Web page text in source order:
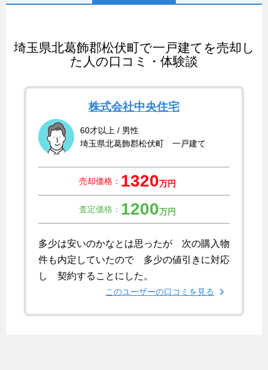
埼玉県北葛飾郡松伏町で一戸建てを売却し
た人の口コミ・体験談
株式会社中央住宅
60才以上 / 男性
埼玉県北葛飾郡松伏町 一戸建て
売却価格： 1320万円
査定価格： 1200万円
多少は安いのかなとは思ったが 次の購入物
件も内定していたので 多少の値引きに対応
し 契約することにした。
このユーザーの口コミを見る